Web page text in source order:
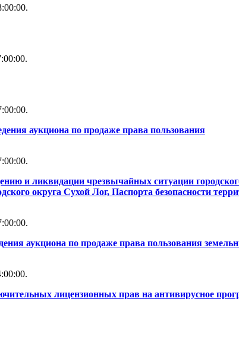
аукциона по продаже права пользования
и ликвидации чрезвычайных ситуации
округа Сухой Лог, Паспорта безопасности
аукциона по продаже права пользования
лицензионных прав на антивирусное